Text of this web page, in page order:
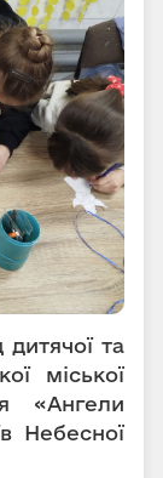
та
міської
«Ангели
Небесної